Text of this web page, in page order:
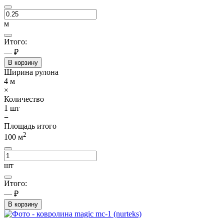
м
Итого:
— ₽
В корзину
Ширина рулона
4 м
×
Количество
1 шт
=
Площадь итого
100 м2
шт
Итого:
— ₽
В корзину